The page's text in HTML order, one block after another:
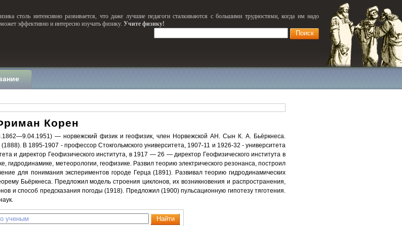
столь интенсивно развивается, что даже лучшие педагоги сталкиваются с большими трудностями, когда им надо
эффективно и интересно изучать физику. Учите физику!
Корен
— норвежский физик и геофизик, член Норвежской АН. Сын К. А. Бьёркнеса.
В 1895-1907 - профессор Стокгольмского университета, 1907-11 и 1926-32 - университета
и директор Геофизического института, в 1917 — 26 — директор Геофизического института в
гидродинамике, метеорологии, геофизике. Развил теорию электрического резонанса, построил
для понимания экспериментов городе Герца (1891). Развивал теорию гидродинамических
Бьёркнеса. Предложил модель строения циклонов, их возникновения и распространения,
и способ предсказания погоды (1918). Предложил (1900) пульсационную гипотезу тяготения.